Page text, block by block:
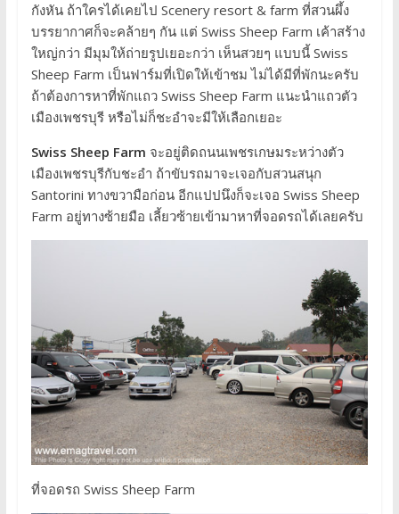
กังหัน ถ้าใครได้เคยไป Scenery resort & farm ที่สวนผึ้ง
บรรยากาศก็จะคล้ายๆ กัน แต่ Swiss Sheep Farm เค้าสร้าง
ใหญ่กว่า มีมุมให้ถ่ายรูปเยอะกว่า เห็นสวยๆ แบบนี้ Swiss
Sheep Farm เป็นฟาร์มที่เปิดให้เข้าชม ไม่ได้มีที่พักนะครับ
ถ้าต้องการหาที่พักแถว Swiss Sheep Farm แนะนำแถวตัว
เมืองเพชรบุรี หรือไม่ก็ชะอำจะมีให้เลือกเยอะ
Swiss Sheep Farm จะอยู่ติดถนนเพชรเกษมระหว่างตัว
เมืองเพชรบุรีกับชะอำ ถ้าขับรถมาจะเจอกับสวนสนุก
Santorini ทางขวามือก่อน อีกแปปนึงก็จะเจอ Swiss Sheep
Farm อยู่ทางซ้ายมือ เลี้ยวซ้ายเข้ามาหาที่จอดรถได้เลยครับ
ที่จอดรถ Swiss Sheep Farm